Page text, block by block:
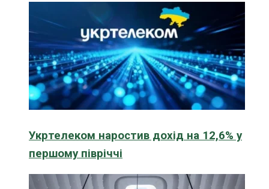
Укртелеком наростив дохід на 12,6% у
першому півріччі